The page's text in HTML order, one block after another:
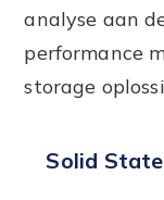
analyse aan
performance
storage
Solid